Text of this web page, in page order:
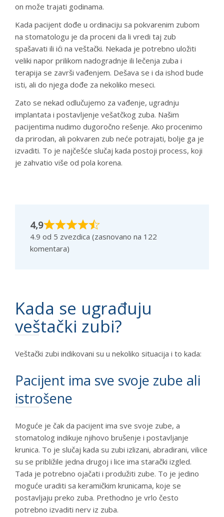
on može trajati godinama.
Kada pacijent dođe u ordinaciju sa pokvarenim zubom
na stomatologu je da proceni da li vredi taj zub
spašavati ili ići na veštački. Nekada je potrebno uložiti
veliki napor prilikom nadogradnje ili lečenja zuba i
terapija se završi vađenjem. Dešava se i da ishod bude
isti, ali do njega dođe za nekoliko meseci.
Zato se nekad odlučujemo za vađenje, ugradnju
implantata i postavljenje vešatčkog zuba. Našim
pacijentima nudimo dugoročno rešenje. Ako procenimo
da prirodan, ali pokvaren zub neće potrajati, bolje ga je
izvaditi. To je najčešće slučaj kada postoji process, koji
je zahvatio više od pola korena.
4,9
4.9 od 5 zvezdica (zasnovano na 122
komentara)
Kada se ugrađuju
veštački zubi?
Veštački zubi indikovani su u nekoliko situacija i to kada:
Pacijent ima sve svoje zube ali
istrošene
Moguće je čak da pacijent ima sve svoje zube, a
stomatolog indikuje njihovo brušenje i postavljanje
krunica. To je slučaj kada su zubi izlizani, abradirani, vilice
su se približile jedna drugoj i lice ima starački izgled.
Tada je potrebno ojačati i produžiti zube. To je jedino
moguće uraditi sa keramičkim krunicama, koje se
postavljaju preko zuba. Prethodno je vrlo često
potrebno izvaditi nerv iz zuba.